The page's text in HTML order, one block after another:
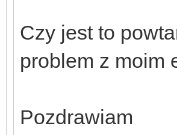
Czy jest to
problem z moim
Pozdrawiam